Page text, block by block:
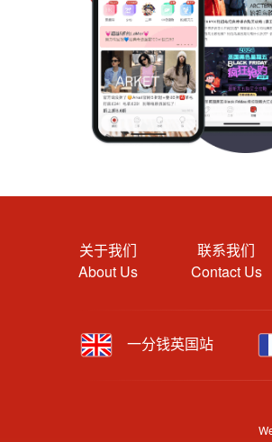
关于我们
About Us
联系我们
Contact Us
一分钱英国站